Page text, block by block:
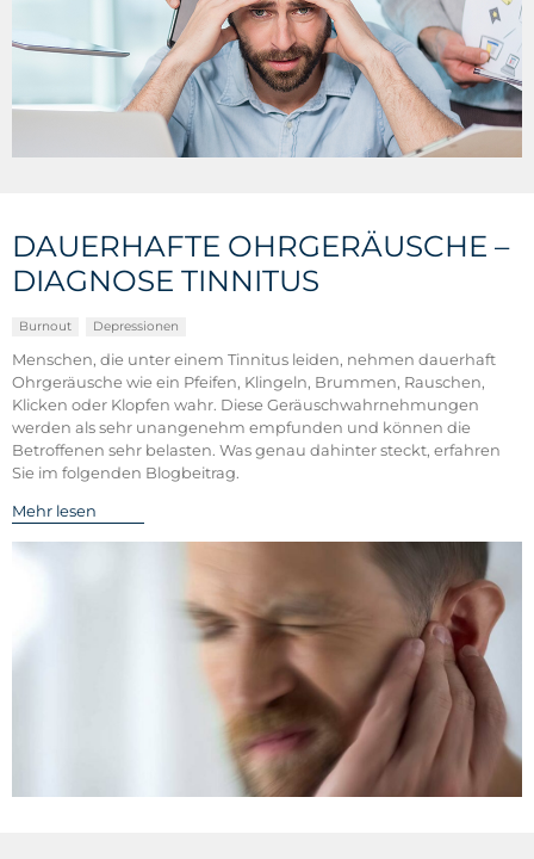
DAUERHAFTE OHRGERÄUSCHE –
DIAGNOSE TINNITUS
Burnout Depressionen
Menschen, die unter einem Tinnitus leiden, nehmen dauerhaft
Ohrgeräusche wie ein Pfeifen, Klingeln, Brummen, Rauschen,
Klicken oder Klopfen wahr. Diese Geräuschwahrnehmungen
werden als sehr unangenehm empfunden und können die
Betroffenen sehr belasten. Was genau dahinter steckt, erfahren
Sie im folgenden Blogbeitrag.
Mehr lesen